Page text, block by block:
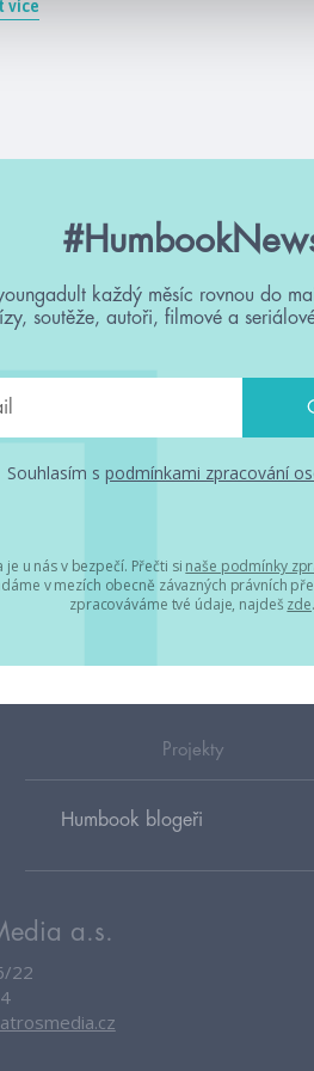
více
každý měsíc rovnou do
soutěže, autoři, filmové a
Souhlasím s podmínkami zpracování
u nás v bezpečí. Přečti si naše podmínky
v mezích obecně závazných právních
zpracováváme tvé údaje, najdeš zde.
Projekty
Humbook blogeři
a.s.
22